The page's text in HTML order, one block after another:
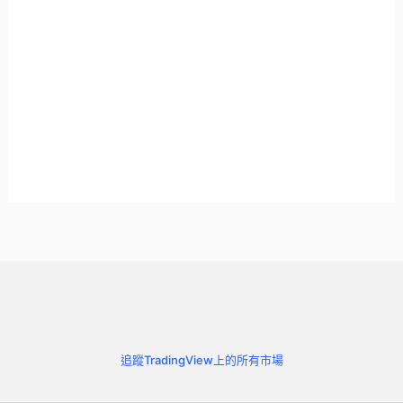
追蹤TradingView上的所有市場